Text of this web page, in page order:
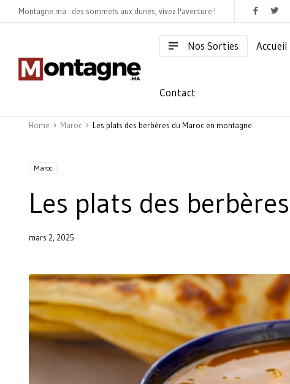
Montagne.ma : des sommets aux dunes, vivez l'aventure !
Nos Sorties Accueil
Contact
Home Maroc Les plats des berbères du Maroc en montagne
Maroc
Les plats des
mars 2, 2025